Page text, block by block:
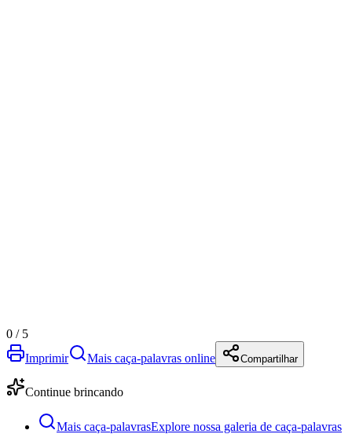
0 / 5
Imprimir
Mais caça-palavras online Compartilhar
Continue brincando
Mais caça-palavrasExplore nossa galeria de caça-palavras